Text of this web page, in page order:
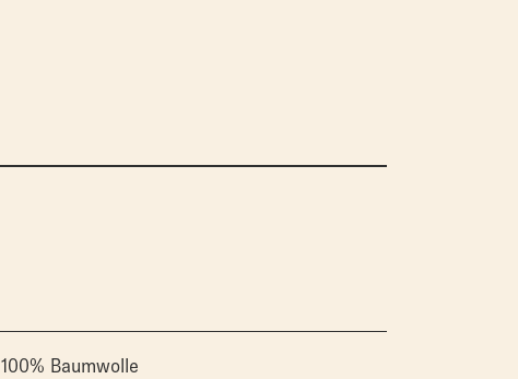
100% Baumwolle